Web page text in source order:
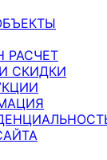
РАСЧЕТ
СКИДКИ